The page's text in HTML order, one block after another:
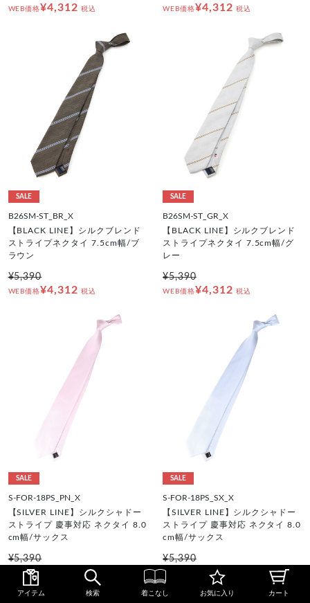
WEB価格¥4,312 税込 WEB価格¥4,312 税込
SALE
B26SM-ST_BR_X
【BLACK LINE】シルクブレンド
ストライプネクタイ 7.5cm幅/ブ
ラウン
¥5,390
WEB価格¥4,312 税込
SALE
B26SM-ST_GR_X
【BLACK LINE】シルクブレンド
ストライプネクタイ 7.5cm幅/グ
レー
¥5,390
WEB価格¥4,312 税込
SALE
S-FOR-18PS_PN_X
【SILVER LINE】シルクシャドー
ストライプ 慶事対応 ネクタイ 8.0
cm幅/サックス
¥5,390
WEB価格 税込
SALE
S-FOR-18PS_SX_X
【SILVER LINE】シルクシャドー
ストライプ 慶事対応 ネクタイ 8.0
cm幅/サックス
¥5,390
WEB価格 ¥4,312
アイテム 検索 着こなし お気に入り カート